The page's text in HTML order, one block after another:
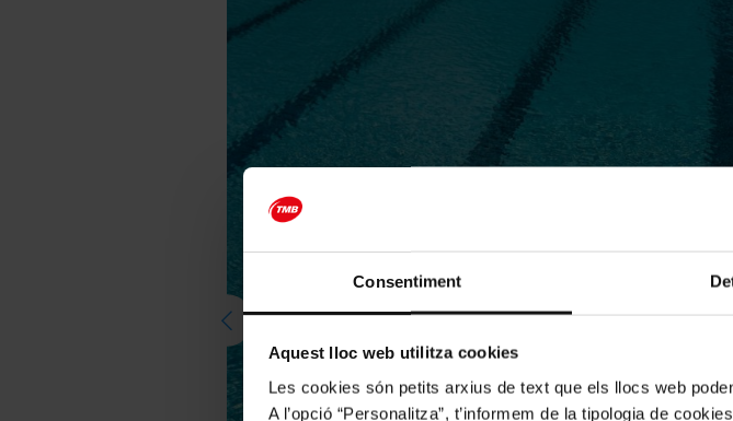
Consentiment
Aquest lloc web utilitza cookies
Les cookies són petits arxius de text que els llocs web
A l’opció “Personalitza”, t’informem de la tipologia de